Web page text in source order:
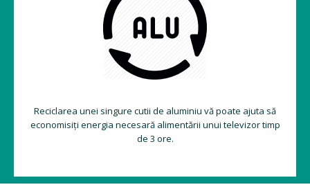
Reciclarea unei singure cutii de aluminiu vă poate ajuta să
economisiți energia necesară alimentării unui televizor timp
de 3 ore.